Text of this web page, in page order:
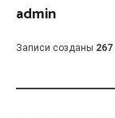
admin
Записи созданы 267